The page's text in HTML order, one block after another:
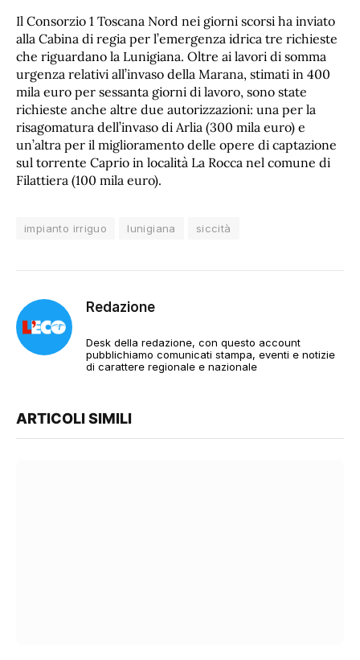
Il Consorzio 1 Toscana Nord nei giorni scorsi ha inviato
alla Cabina di regia per l’emergenza idrica tre richieste
che riguardano la Lunigiana. Oltre ai lavori di somma
urgenza relativi all’invaso della Marana, stimati in 400
mila euro per sessanta giorni di lavoro, sono state
richieste anche altre due autorizzazioni: una per la
risagomatura dell’invaso di Arlia (300 mila euro) e
un’altra per il miglioramento delle opere di captazione
sul torrente Caprio in località La Rocca nel comune di
Filattiera (100 mila euro).
impianto irriguo lunigiana siccità
Redazione
Desk della redazione, con questo account
pubblichiamo comunicati stampa, eventi e notizie
di carattere regionale e nazionale
ARTICOLI SIMILI